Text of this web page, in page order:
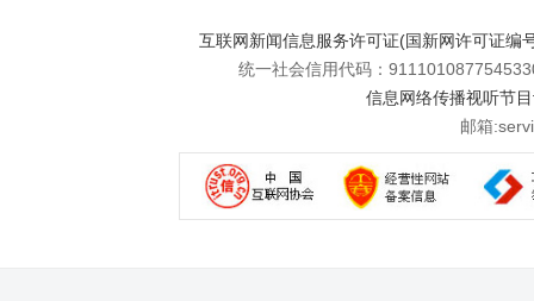
互联网新闻信息服务许可证(国新网许可证编
统一社会信用代码：
信息网络传播视听节
邮箱